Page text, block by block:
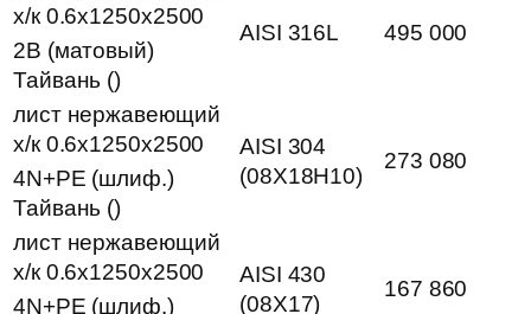
х/к 0.6х1250х2500
AISI 316L 495 000
2B (матовый)
Тайвань ()
лист нержавеющий
х/к 0.6х1250х2500
AISI 304
(08Х18Н10)
273 080
4N+PE (шлиф.)
Тайвань ()
лист нержавеющий
х/к 0.6х1250х2500
AISI 430
(08Х17)
167 860
4N+PE (шлиф.)